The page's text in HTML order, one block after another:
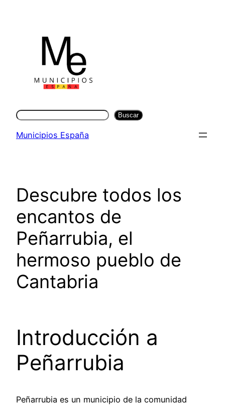
contenido
Buscar Buscar
Municipios España
Descubre todos los
encantos de
Peñarrubia, el
hermoso pueblo de
Cantabria
Introducción a
Peñarrubia
Peñarrubia es un municipio de la comunidad